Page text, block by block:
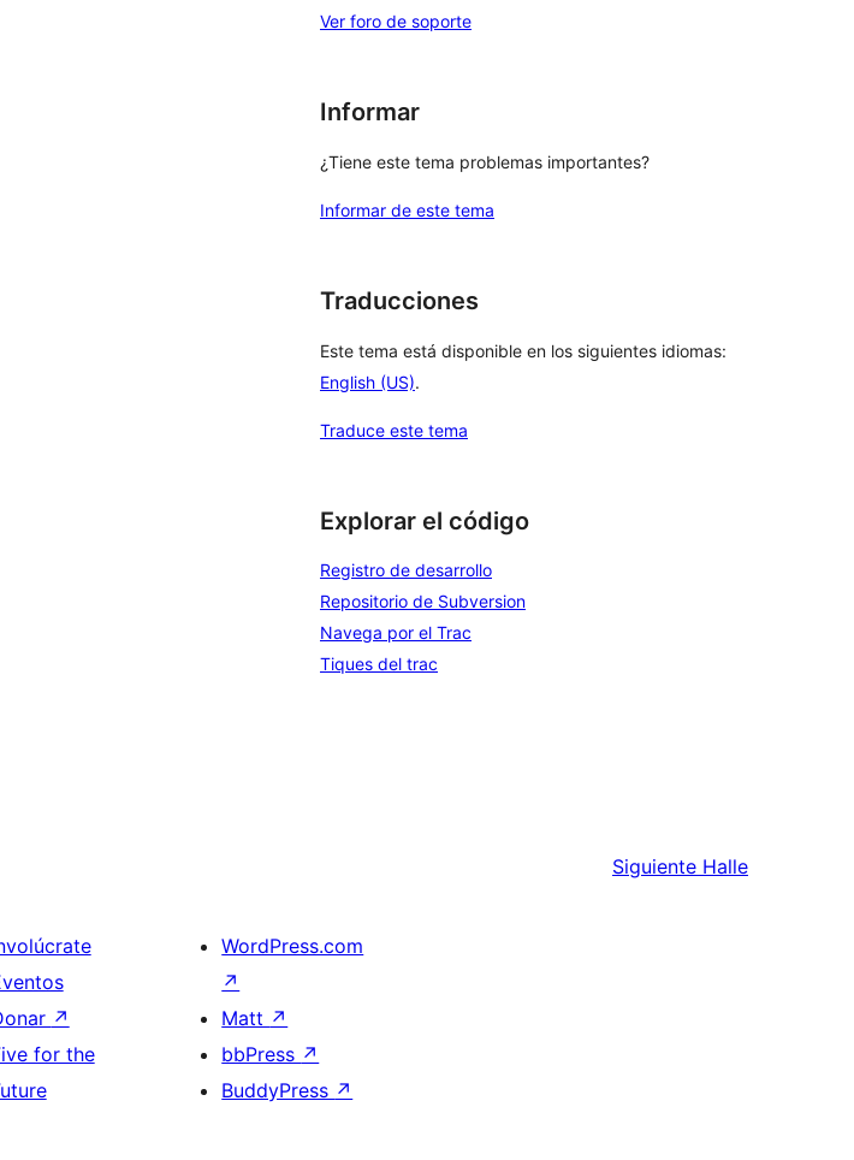
Ver foro de soporte
Informar
¿Tiene este tema problemas importantes?
Informar de este tema
Traducciones
Este tema está disponible en los siguientes idiomas:
English (US).
Traduce este tema
Explorar el código
Registro de desarrollo
Repositorio de Subversion
Navega por el Trac
Tiques del trac
Siguiente Halle
↗
for the
WordPress.com
↗
Matt ↗
bbPress ↗
BuddyPress ↗